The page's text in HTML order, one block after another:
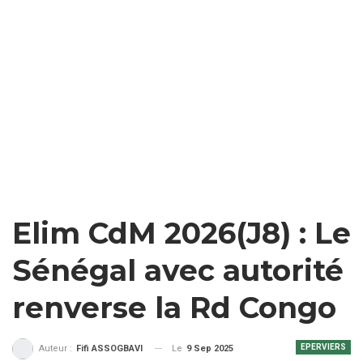
Elim CdM 2026(J8) : Le
Sénégal avec autorité
renverse la Rd Congo
EPERVIERS
Auteur : Fifi ASSOGBAVI Le 9 Sep 2025